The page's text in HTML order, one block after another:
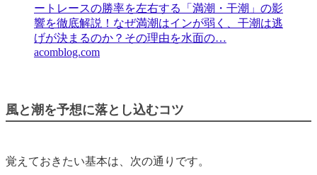
ートレースの勝率を左右する「満潮・干潮」の影
響を徹底解説！なぜ満潮はインが弱く、干潮は逃
げが決まるのか？その理由を水面の…
acomblog.com
風と潮を予想に落とし込むコツ
覚えておきたい基本は、次の通りです。